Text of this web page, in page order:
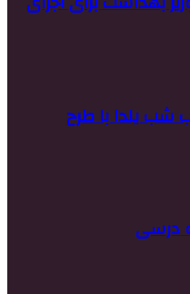
شب یلدا با طرح
درسی